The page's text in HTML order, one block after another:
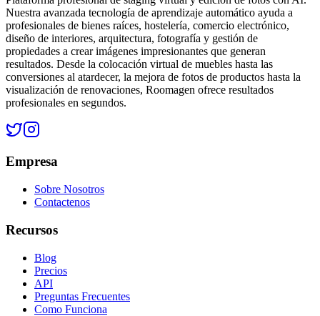
Nuestra avanzada tecnología de aprendizaje automático ayuda a
profesionales de bienes raíces, hostelería, comercio electrónico,
diseño de interiores, arquitectura, fotografía y gestión de
propiedades a crear imágenes impresionantes que generan
resultados. Desde la colocación virtual de muebles hasta las
conversiones al atardecer, la mejora de fotos de productos hasta la
visualización de renovaciones, Roomagen ofrece resultados
profesionales en segundos.
Empresa
Sobre Nosotros
Contactenos
Recursos
Blog
Precios
API
Preguntas Frecuentes
Como Funciona